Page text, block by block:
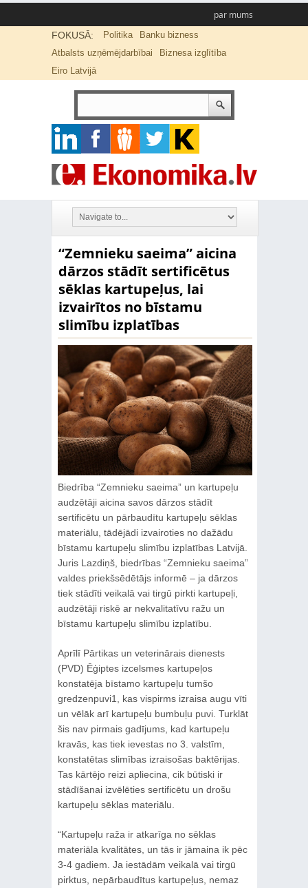
par mums
FOKUSĀ: Politika
Banku bizness
Atbalsts uzņēmējdarbībai
Biznesa izglītība
Eiro Latvijā
“Zemnieku saeima” aicina
dārzos stādīt sertificētus
sēklas kartupeļus, lai
izvairītos no bīstamu
slimību izplatības
Biedrība “Zemnieku saeima” un kartupeļu
audzētāji aicina savos dārzos stādīt
sertificētu un pārbaudītu kartupeļu sēklas
materiālu, tādējādi izvairoties no dažādu
bīstamu kartupeļu slimību izplatības Latvijā.
Juris Lazdiņš, biedrības “Zemnieku saeima”
valdes priekšsēdētājs informē – ja dārzos
tiek stādīti veikalā vai tirgū pirkti kartupeļi,
audzētāji riskē ar nekvalitatīvu ražu un
bīstamu kartupeļu slimību izplatību.
Aprīlī Pārtikas un veterinārais dienests
(PVD) Ēģiptes izcelsmes kartupeļos
konstatēja bīstamo kartupeļu tumšo
gredzenpuvi1, kas vispirms izraisa augu vīti
un vēlāk arī kartupeļu bumbuļu puvi. Turklāt
šis nav pirmais gadījums, kad kartupeļu
kravās, kas tiek ievestas no 3. valstīm,
konstatētas slimības izraisošas baktērijas.
Tas kārtējo reizi apliecina, cik būtiski ir
stādīšanai izvēlēties sertificētu un drošu
kartupeļu sēklas materiālu.
“Kartupeļu raža ir atkarīga no sēklas
materiāla kvalitātes, un tās ir jāmaina ik pēc
3-4 gadiem. Ja iestādām veikalā vai tirgū
pirktus, nepārbaudītus kartupeļus, nemaz